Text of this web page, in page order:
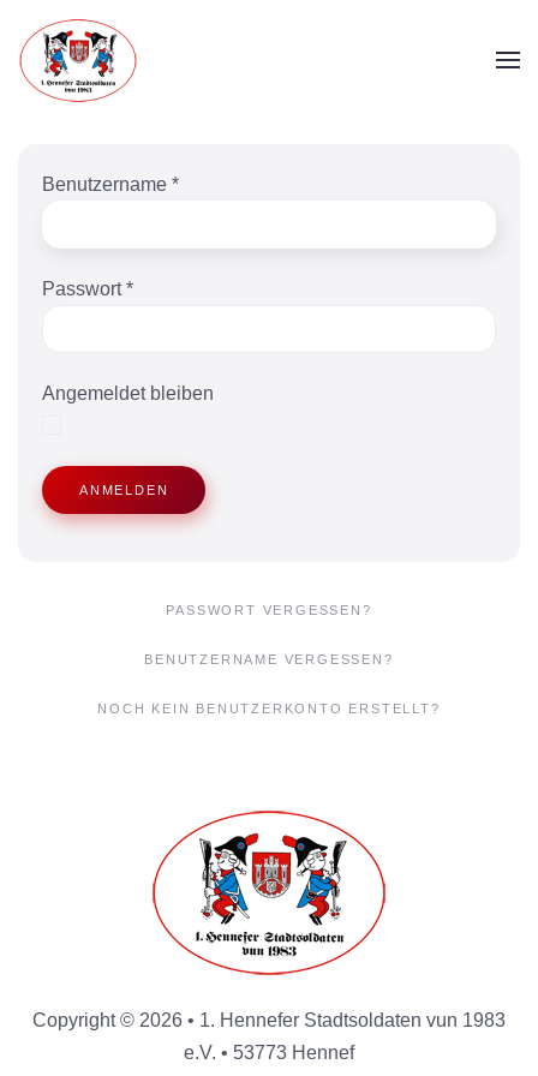
Skip to main content
Benutzername *
Passwort*
Angemeldet bleiben
ANMELDEN
PASSWORT VERGESSEN?
BENUTZERNAME VERGESSEN?
NOCH KEIN BENUTZERKONTO ERSTELLT?
Copyright © 2026 • 1. Hennefer Stadtsoldaten vun 1983
e.V. • 53773 Hennef